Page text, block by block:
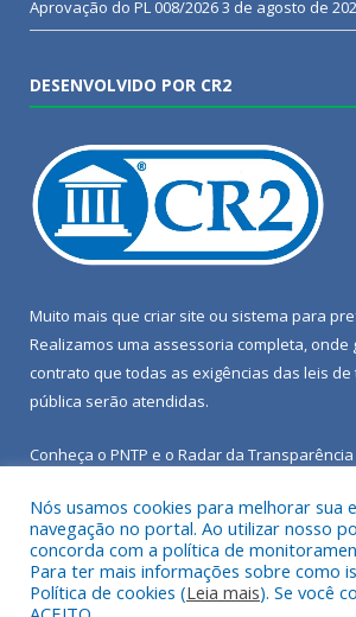
Aprovação do PL 008/20263 de agosto de
DESENVOLVIDO POR CR2
Muito mais que criar site ou sistema para
Realizamos uma assessoria completa, onde
contrato que todas as exigências das leis de
pública serão atendidas.
Conheça o PNTP e o Radar da Transparência
Todos os direitos reservados a Câmara
Moz.
Nós usamos cookies para melhorar sua
navegação no portal. Ao utilizar nosso
concorda com a política de
Para ter mais informações sobre como
Política de cookies (Leia mais). Se você